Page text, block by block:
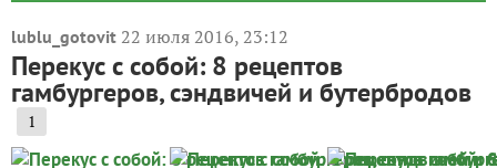
lublu_gotovit 22 июля 2016, 23:12
Перекус с собой: 8 рецептов
гамбургеров, сэндвичей и бутербродов
1